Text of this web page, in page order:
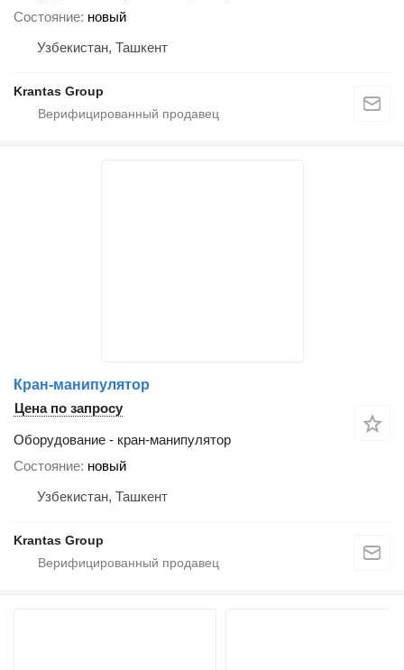
Состояние новый
Узбекистан, Ташкент
Krantas Group
Кран-манипулятор
Цена по запросу
Оборудование - кран-манипулятор
Состояние новый
Узбекистан, Ташкент
Krantas Group